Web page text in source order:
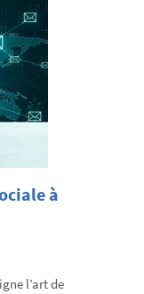
à
l’art de